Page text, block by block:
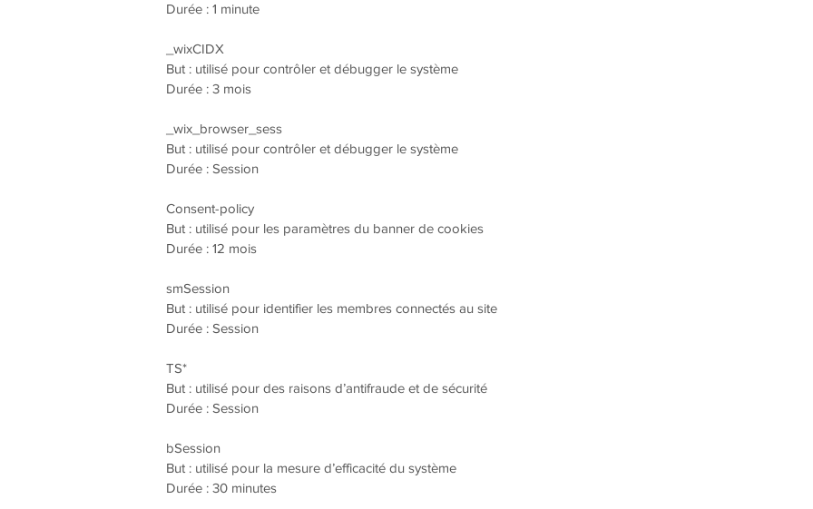
Durée : 1 minute
_wixCIDX
But : utilisé pour contrôler et débugger le système
Durée : 3 mois
_wix_browser_sess
But : utilisé pour contrôler et débugger le système
Durée : Session
Consent-policy
But : utilisé pour les paramètres du banner de cookies
Durée : 12 mois
smSession
But : utilisé pour identifier les membres connectés au site
Durée : Session
TS*
But : utilisé pour des raisons d’antifraude et de sécurité
Durée : Session
bSession
But : utilisé pour la mesure d’efficacité du système
Durée : 30 minutes